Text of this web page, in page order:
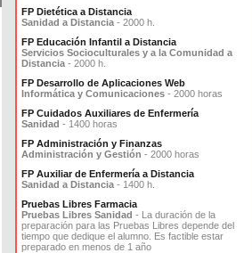
FP Dietética a Distancia
Sanidad a Distancia - 2000 h.
FP Educación Infantil a Distancia
Servicios Socioculturales y a la Comunidad a
Distancia - 2000 h.
FP Desarrollo de Aplicaciones Web
Informática y Comunicaciones - 2000 horas
FP Cuidados Auxiliares de Enfermería
Sanidad - 1400 horas
FP Administración y Finanzas
Administración y Gestión - 2000 horas
FP Auxiliar de Enfermería a Distancia
Sanidad a Distancia - 1400 h.
Pruebas Libres Farmacia
Pruebas Libres Sanidad - La duración de la
preparación para las Pruebas Libres depende del
tiempo que dedique el alumno. Es factible estar
preparado en menos de 1 año